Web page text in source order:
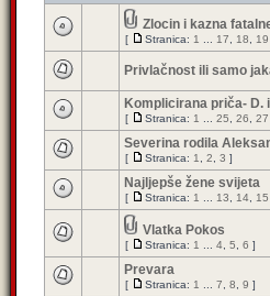
Zlocin i kazna
[ Stranica: 1 17 18 19
Privlačnost ili samo
Komplicirana priča- D.
[ Stranica: 1 25 26 27
Severina rodila
[ Stranica: 1 2 3 ]
Najljepše žene svijeta
[ Stranica: 1 13 14 15
Vlatka Pokos
[ Stranica: 1 4 5 6 ]
Prevara
[ Stranica: 1 7 8 9 ]